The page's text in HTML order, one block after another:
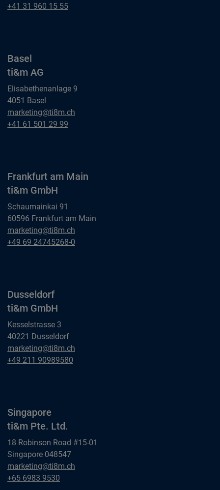
ti&m AG
Bern
+41 31 960 15 55
Basel
ti&m AG
Elisabethenanlage 9
4051 Basel
Basel
ti&m AG
marketing@ti8m.ch
Basel
+41 61 501 29 99
Frankfurt am Main
ti&m GmbH
Schaumainkai 91
60596 Frankfurt am Main
Frankfurt am Main
ti&m GmbH
marketing@ti8m.ch
Frankfurt am Main
+49 69 24745268-0
Dusseldorf
ti&m GmbH
Kesselstrasse 3
40221 Dusseldorf
Dusseldorf
ti&m GmbH
marketing@ti8m.ch
Dusseldorf
+49 211 90989580
Singapore
ti&m Pte. Ltd.
18 Robinson Road #15-01
Singapore 048547
Singapore
ti&m Pte. Ltd.
marketing@ti8m.ch
Singapore
+65 6983 9530